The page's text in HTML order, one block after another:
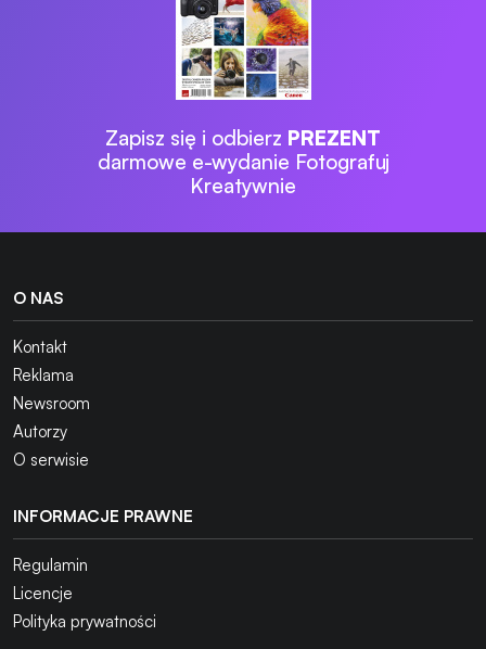
Zapisz się i odbierz PREZENT
darmowe e-wydanie Fotografuj
Kreatywnie
O NAS
Kontakt
Reklama
Newsroom
Autorzy
O serwisie
INFORMACJE PRAWNE
Regulamin
Licencje
Polityka prywatności